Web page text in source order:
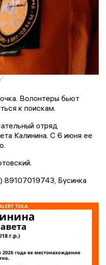
Волонтеры бьют
к поискам.
отряд
Калинина. С 6 июня ее
89107019743, Бусинка